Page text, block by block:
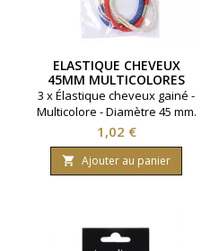
ELASTIQUE CHEVEUX
45MM MULTICOLORES
PAR 3
3 x Élastique cheveux gainé -
Multicolore - Diamètre 45 mm.
Prix
1,02 €
 Ajouter au panier